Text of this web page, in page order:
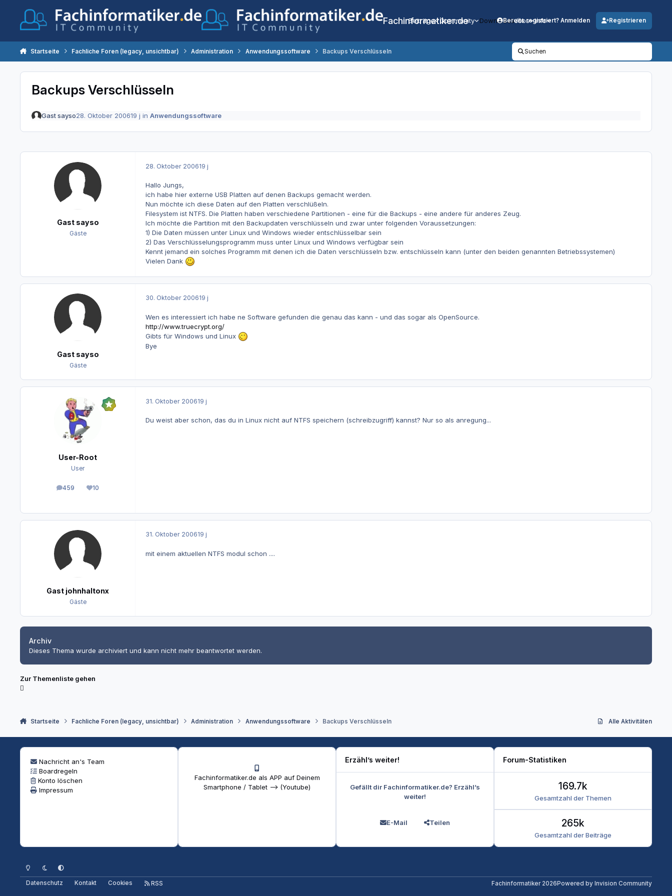
Fachinformatiker.de
Beiträge Community DownloadsJobs Info
Bereits registriert? Anmelden Registrieren
Startseite Fachliche Foren (legacy, unsichtbar) Administration Anwendungssoftware Backups Verschlüsseln Suchen
Backups Verschlüsseln
Gast sayso28. Oktober 200619 j in Anwendungssoftware
Gast sayso
Gäste
28. Oktober 200619 j
Hallo Jungs,
ich habe hier externe USB Platten auf denen Backups gemacht werden.
Nun möchte ich diese Daten auf den Platten verschlüßeln.
Filesystem ist NTFS. Die Platten haben verschiedene Partitionen - eine für die Backups - eine andere für anderes Zeug.
Ich möchte die Partition mit den Backupdaten verschlüsseln und zwar unter folgenden Voraussetzungen:
1) Die Daten müssen unter Linux und Windows wieder entschlüsselbar sein
2) Das Verschlüsselungsprogramm muss unter Linux und Windows verfügbar sein
Kennt jemand ein solches Programm mit denen ich die Daten verschlüsseln bzw. entschlüsseln kann (unter den beiden genannten Betriebssystemen)
Vielen Dank
Gast sayso
Gäste
30. Oktober 200619 j
Wen es interessiert ich habe ne Software gefunden die genau das kann - und das sogar als OpenSource.
http://www.truecrypt.org/
Gibts für Windows und Linux
Bye
User-Root
User
459
Beiträge 10
Reputation
31. Oktober 200619 j
Du weist aber schon, das du in Linux nicht auf NTFS speichern (schreibzugriff) kannst? Nur so als anregung...
Gast johnhaltonx
Gäste
31. Oktober 200619 j
mit einem aktuellen NTFS modul schon ....
Archiv
Dieses Thema wurde archiviert und kann nicht mehr beantwortet werden.
Zur Themenliste gehen
Startseite Fachliche Foren (legacy, unsichtbar) Administration Anwendungssoftware Backups Verschlüsseln Alle Aktivitäten
Nachricht an's Team
Boardregeln
Konto löschen
Impressum
Fachinformatiker.de als APP auf Deinem
Smartphone / Tablet --> (Youtube)
Erzähl’s weiter!
Gefällt dir Fachinformatiker.de? Erzähl’s
weiter!
E-Mail Teilen
Forum-Statistiken
Gesamtzahl der Themen
169.7k
Gesamtzahl der Beiträge
265k
Heller ModusDunkler Modus
Systemeinstellung
Datenschutz Kontakt Cookies RSS Fachinformatiker 2026Powered by Invision Community